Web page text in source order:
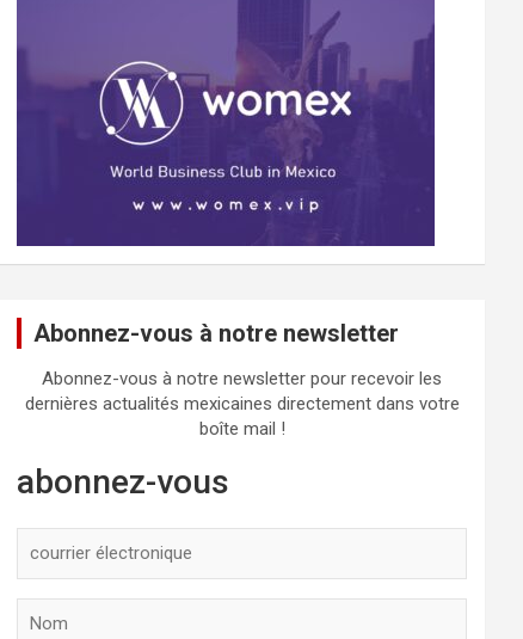
Abonnez-vous à notre newsletter
Abonnez-vous à notre newsletter pour recevoir les
dernières actualités mexicaines directement dans votre
boîte mail !
abonnez-vous